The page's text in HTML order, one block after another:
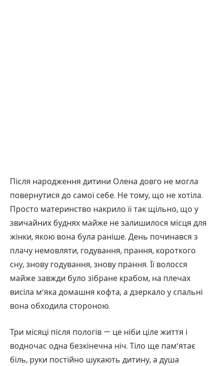
Після народження дитини Олена довго не могла
повернутися до самої себе. Не тому, що не хотіла.
Просто материнство накрило її так щільно, що у
звичайних буднях майже не залишилося місця для
жінки, якою вона була раніше. День починався з
плачу немовляти, годування, прання, короткого
сну, знову годування, знову прання. Її волосся
майже завжди було зібране крабом, на плечах
висіла м’яка домашня кофта, а дзеркало у спальні
вона обходила стороною.
Три місяці після пологів — це ніби ціле життя і
водночас одна безкінечна ніч. Тіло ще пам’ятає
біль, руки постійно шукають дитину, а душа